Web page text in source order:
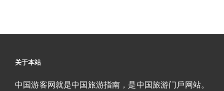
关于本站
中国游客网就是中国旅游指南，是中国旅游门戶网站。